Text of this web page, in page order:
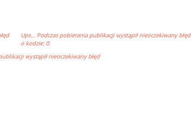
Ups… Podczas pobierania publikacji wystąpił nieoczekiwany błęd
o kodzie: 0.
wystąpił nieoczekiwany błęd